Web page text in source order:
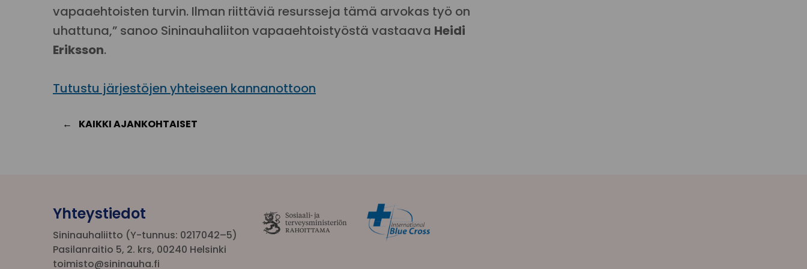
vapaaehtoisten turvin. Ilman riittäviä resursseja tämä arvokas työ on
uhattuna,” sanoo Sininauhaliiton vapaaehtoistyöstä vastaava Heidi
Eriksson.
Tutustu järjestöjen yhteiseen kannanottoon
KAIKKI AJANKOHTAISET
Yhteystiedot
Sininauhaliitto (Y-tunnus: 0217042–5)
Pasilanraitio 5, 2. krs, 00240 Helsinki
toimisto@sininauha.fi